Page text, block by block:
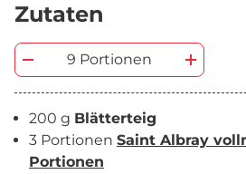
Zutaten
9 Portionen
200 g Blätterteig
3 Portionen Saint Albray
Portionen